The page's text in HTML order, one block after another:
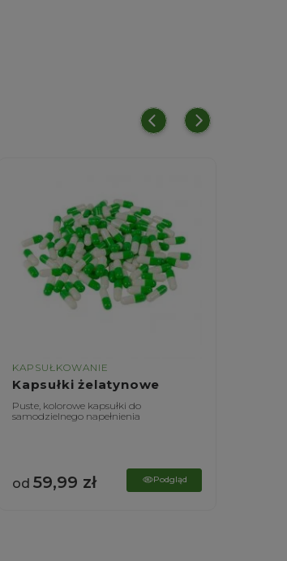
KAPSUŁKOWANIE
Kapsułki żelatynowe
Puste, kolorowe kapsułki do
samodzielnego napełnienia
od 59,99 zł Podgląd